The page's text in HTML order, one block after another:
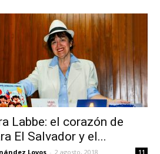
Labbe: el corazón de
El Salvador y el...
Lovos - 2 agosto, 2018